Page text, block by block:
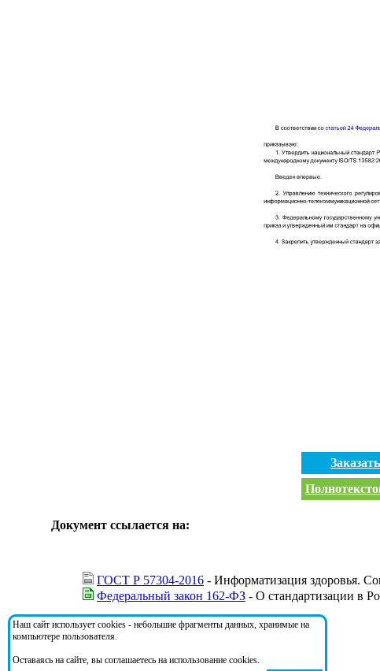
Документ ссылается на:
ГОСТ Р 57304-2016 - Информатизация здоровья.
Федеральный закон 162-ФЗ - О стандартизации в
На документ ссылаются:
Наш сайт использует cookies - небольшие фрагменты данных, хранимые на
компьютере пользователя.
Оставаясь на сайте, вы соглашаетесь на использование cookies.